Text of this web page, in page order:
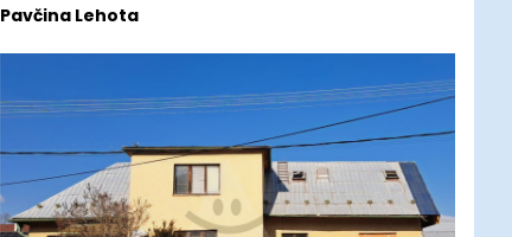
Pavčina Lehota